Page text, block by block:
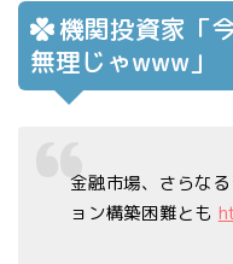
機関投資家「
無理じゃwww」
金融市場、さらな
ョン構築困難とも